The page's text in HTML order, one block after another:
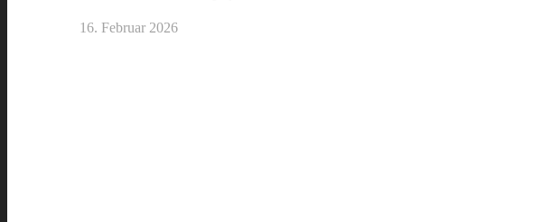
16. Februar 2026